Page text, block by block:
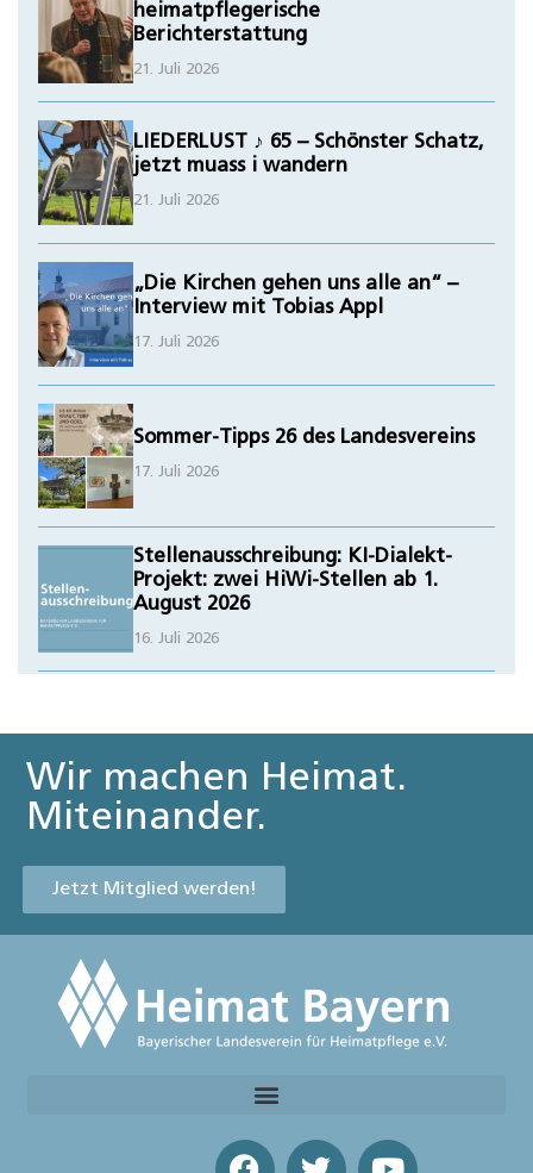
heimatpflegerische
Berichterstattung
21. Juli 2026
LIEDERLUST ♪ 65 – Schönster Schatz,
jetzt muass i wandern
21. Juli 2026
„Die Kirchen gehen uns alle an“ –
Interview mit Tobias Appl
17. Juli 2026
Sommer-Tipps 26 des Landesvereins
17. Juli 2026
Stellenausschreibung: KI-Dialekt-
Projekt: zwei HiWi-Stellen ab 1.
August 2026
16. Juli 2026
Wir machen Heimat.
Miteinander.
Jetzt Mitglied werden!